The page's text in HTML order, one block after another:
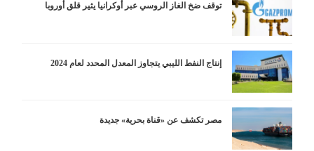
توقف ضخ الغاز الروسي عبر أوكرانيا يثير قلق أوروبا
إنتاج النفط الليبي يتجاوز المعدل المحدد لعام 2024
مصر تكشف عن «قناة بحرية» جديدة